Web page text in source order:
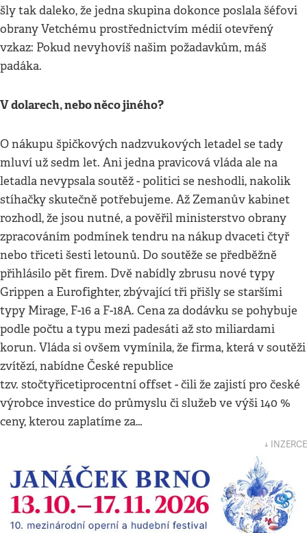
šly tak daleko, že jedna skupina dokonce poslala šéfovi
obrany Vetchému prostřednictvím médií otevřený
vzkaz: Pokud nevyhovíš našim požadavkům, máš
padáka.
V dolarech, nebo něco jiného?
O nákupu špičkových nadzvukových letadel se tady
mluví už sedm let. Ani jedna pravicová vláda ale na
letadla nevypsala soutěž - politici se neshodli, nakolik
stíhačky skutečně potřebujeme. Až Zemanův kabinet
rozhodl, že jsou nutné, a pověřil ministerstvo obrany
zpracováním podmínek tendru na nákup dvaceti čtyř
nebo třiceti šesti letounů. Do soutěže se předběžně
přihlásilo pět firem. Dvě nabídly zbrusu nové typy
Grippen a Eurofighter, zbývající tři přišly se staršími
typy Mirage, F-16 a F-18A. Cena za dodávku se pohybuje
podle počtu a typu mezi padesáti až sto miliardami
korun. Vláda si ovšem vymínila, že firma, která v soutěži
zvítězí, nabídne České republice
tzv. stočtyřicetiprocentní offset - čili že zajistí pro české
výrobce investice do průmyslu či služeb ve výši 140 %
ceny, kterou zaplatíme za…
↓ INZERCE